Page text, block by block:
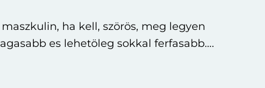
ha kell, szörös, meg legyen
es lehetöleg sokkal ferfasabb….